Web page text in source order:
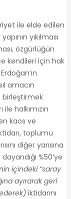
ile elde edilen
yıkılması
özgürlüğün
kendileri için hak
amacın
birleştirmek
halkımızın
kaos ve
toplumu
diğer yarısına
%50’ye
içindeki “saray
ayırarak geri
iktidarını